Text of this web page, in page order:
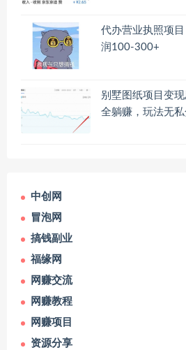
代办营业执照项
润100-300+
别墅图纸项目变
全躺赚，玩法无
中创网
冒泡网
搞钱副业
福缘网
网赚交流
网赚教程
网赚项目
资源分享